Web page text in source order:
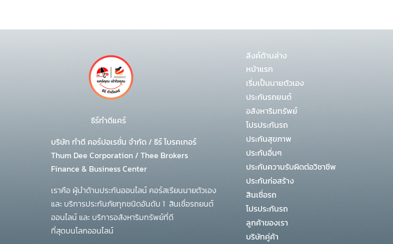
ธีร์ทำดีแคร์
บริษัท ทำดี คอร์ปอเรชั่น จำกัด / ธีร์ โบรคเกอร์
Thum Dee Corporation / Thee Brokers
Finance & Business Center
เราคือ ผู้นำด้านประกันออนไลน์ คอร์สเรียนนายตัวเอง
และ บริการประกันภัยทุกชนิดอันดับ 1 สินเชื่อรถยนต์
ออนไลน์ และ บริการอสังหาริมทรัพย์ที่ดี
ที่สุดบนโลกออนไลน์
ลิงค์ด้านล่าง
หน้าแรก
เริ่มเป็นนายตัวเอง
ประกันรถยนต์
อสังหาริมทรัพย์
โปรประกันรถ
ประกันสุขภาพ
ประกันอื่นๆ
ประกันความรับผิดต่อวิชาชีพ
ประกันก่อสร้าง
สินเชื่อรถ
โปรประกันรถ
ลูกค้าของเรา
บริษัทคู่ค้า